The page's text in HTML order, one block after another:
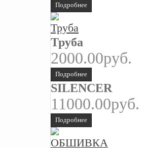
Подробнее
Труба
2000.00руб.
Подробнее
SILENCER
11000.00руб.
Подробнее